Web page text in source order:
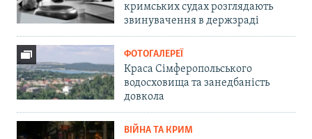
кримських судах розглядають
звинувачення в держзраді
ФОТОГАЛЕРЕЇ
Краса Сімферопольського
водосховища та занедбаність
довкола
ВІЙНА ТА КРИМ